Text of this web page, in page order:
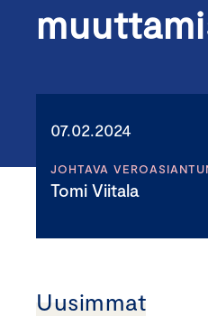
07.02.2024
JOHTAVA
Tomi Viitala
Uusimmat